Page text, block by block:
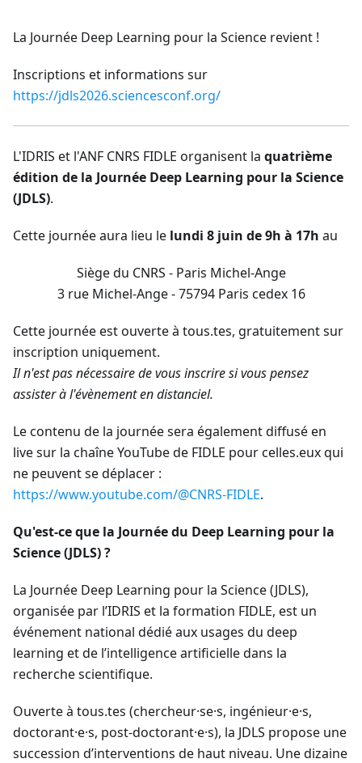
La Journée Deep Learning pour la Science revient !
Inscriptions et informations sur
https://jdls2026.sciencesconf.org/
L'IDRIS et l'ANF CNRS FIDLE organisent la quatrième
édition de la Journée Deep Learning pour la Science
(JDLS).
Cette journée aura lieu le lundi 8 juin de 9h à 17h au
Siège du CNRS - Paris Michel-Ange
3 rue Michel-Ange - 75794 Paris cedex 16
Cette journée est ouverte à tous.tes, gratuitement sur
inscription uniquement.
Il n'est pas nécessaire de vous inscrire si vous pensez
assister à l'évènement en distanciel.
Le contenu de la journée sera également diffusé en
live sur la chaîne YouTube de FIDLE pour celles.eux qui
ne peuvent se déplacer :
https://www.youtube.com/@CNRS-FIDLE.
Qu'est-ce que la Journée du Deep Learning pour la
Science (JDLS) ?
La Journée Deep Learning pour la Science (JDLS),
organisée par l’IDRIS et la formation FIDLE, est un
événement national dédié aux usages du deep
learning et de l’intelligence artificielle dans la
recherche scientifique.
Ouverte à tous.tes (chercheur·se·s, ingénieur·e·s,
doctorant·e·s, post-doctorant·e·s), la JDLS propose une
succession d’interventions de haut niveau. Une dizaine